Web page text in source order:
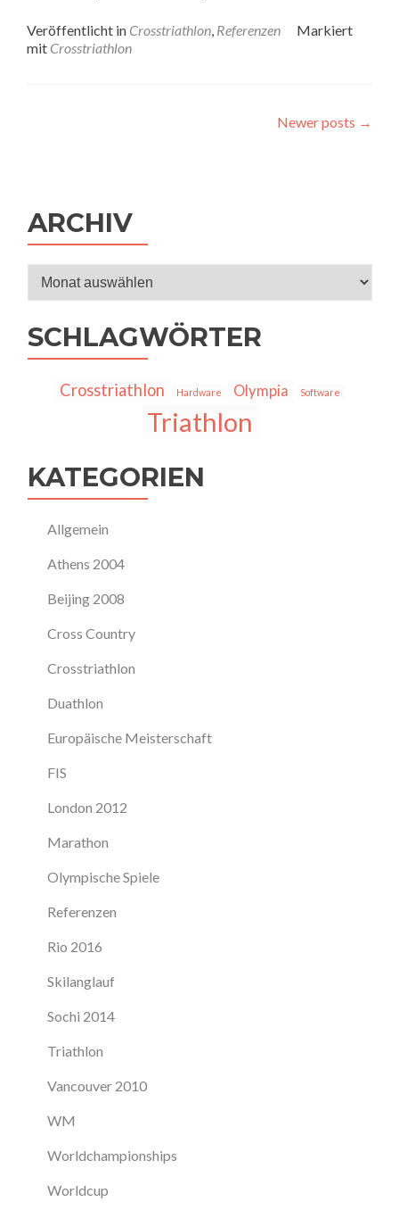
Veröffentlicht in Crosstriathlon, Referenzen
Markiert
mit Crosstriathlon
Newer posts →
ARCHIV
Archiv
SCHLAGWÖRTER
Crosstriathlon Hardware Olympia Software
Triathlon
KATEGORIEN
Allgemein
Athens 2004
Beijing 2008
Cross Country
Crosstriathlon
Duathlon
Europäische Meisterschaft
FIS
London 2012
Marathon
Olympische Spiele
Referenzen
Rio 2016
Skilanglauf
Sochi 2014
Triathlon
Vancouver 2010
WM
Worldchampionships
Worldcup